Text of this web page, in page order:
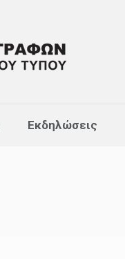
Εκδηλώσεις